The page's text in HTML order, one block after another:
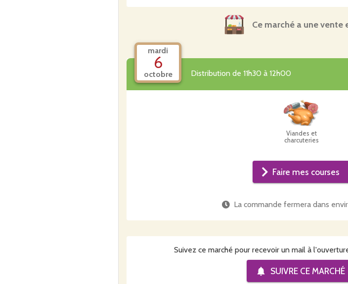
Ce marché a une vente
mardi
6
octobre Distribution de 11h30 à 12h00
Viandes et
charcuteries
Faire mes courses
La commande fermera dans
Suivez ce marché pour recevoir un mail à
SUIVRE CE MARCHÉ